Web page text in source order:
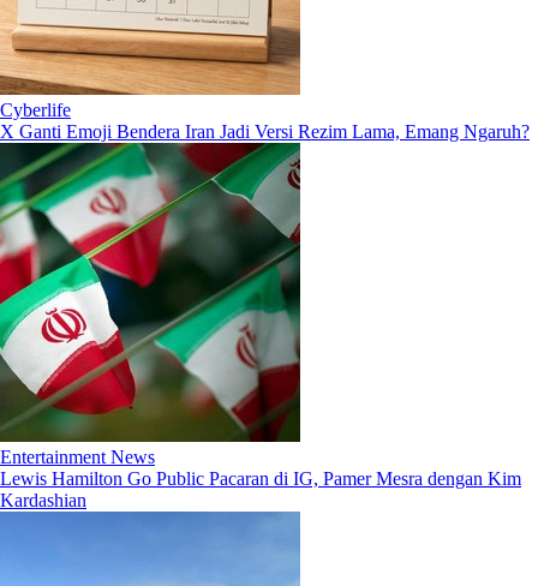
Cyberlife
X Ganti Emoji Bendera Iran Jadi Versi Rezim Lama, Emang Ngaruh?
Entertainment News
Lewis Hamilton Go Public Pacaran di IG, Pamer Mesra dengan Kim
Kardashian